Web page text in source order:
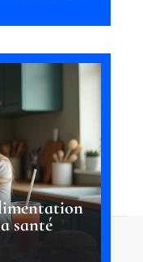
santé